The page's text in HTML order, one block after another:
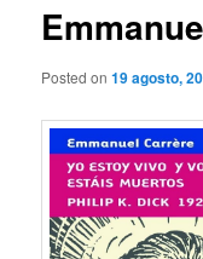
Posted on19 agosto,